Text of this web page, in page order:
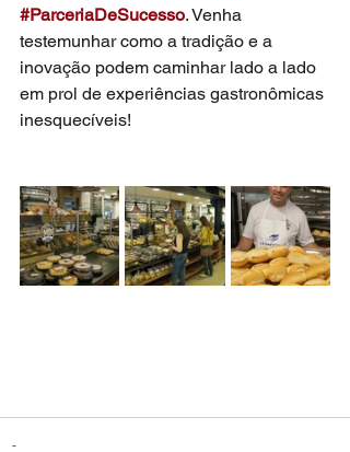
#ParceriaDeSucesso. Venha
testemunhar como a tradição e a
inovação podem caminhar lado a lado
em prol de experiências gastronômicas
inesquecíveis!